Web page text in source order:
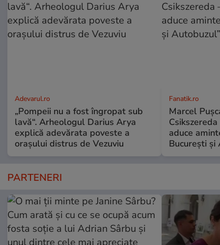
Adevarul.ro
„Pompeii nu a fost îngropat sub
lavă“. Arheologul Darius Arya
explică adevărata poveste a
orașului distrus de Vezuviu
Fanatik.ro
Marcel
aduce
București și
PARTENERI